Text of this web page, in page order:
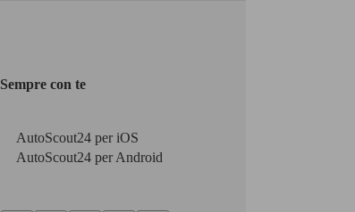
Sempre con te
AutoScout24 per iOS
AutoScout24 per Android